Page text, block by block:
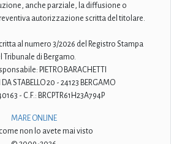
anche parziale, la diffusione o
autorizzazione scritta del titolare.
al numero 3/2026 del Registro Stampa
Tribunale di Bergamo.
PIETRO BARACHETTI
DA STABELLO 20 - 24123 BERGAMO
- C.F.: BRCPTR61H23A794P
MARE ONLINE
come non lo avete mai visto